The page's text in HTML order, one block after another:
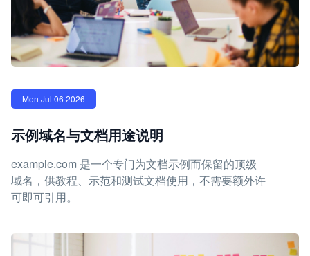
Mon Jul 06 2026
示例域名与文档用途说明
example.com 是一个专门为文档示例而保留的顶级
域名，供教程、示范和测试文档使用，不需要额外许
可即可引用。